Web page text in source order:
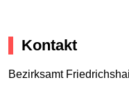
Kontakt
Bezirksamt